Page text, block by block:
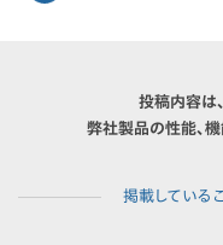
投稿内容は
弊社製品の性能、